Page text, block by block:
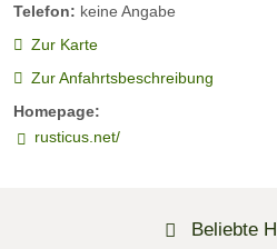
Telefon: keine Angabe
Zur Karte
Zur Anfahrtsbeschreibung
Homepage:
rusticus.net/
Beliebte